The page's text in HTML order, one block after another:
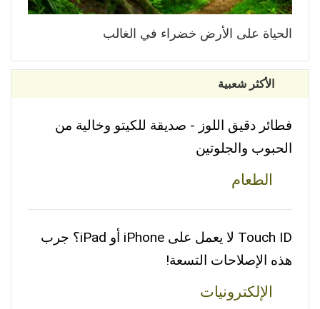
الحياة على الأرض خضراء في الغالب
الأكثر شعبية
فطائر دقيق اللوز - صديقة للكيتو وخالية من
الحبوب والجلوتين
الطعام
Touch ID لا يعمل على iPhone أو iPad؟ جرب
هذه الإصلاحات التسعة!
الإلكترونيات